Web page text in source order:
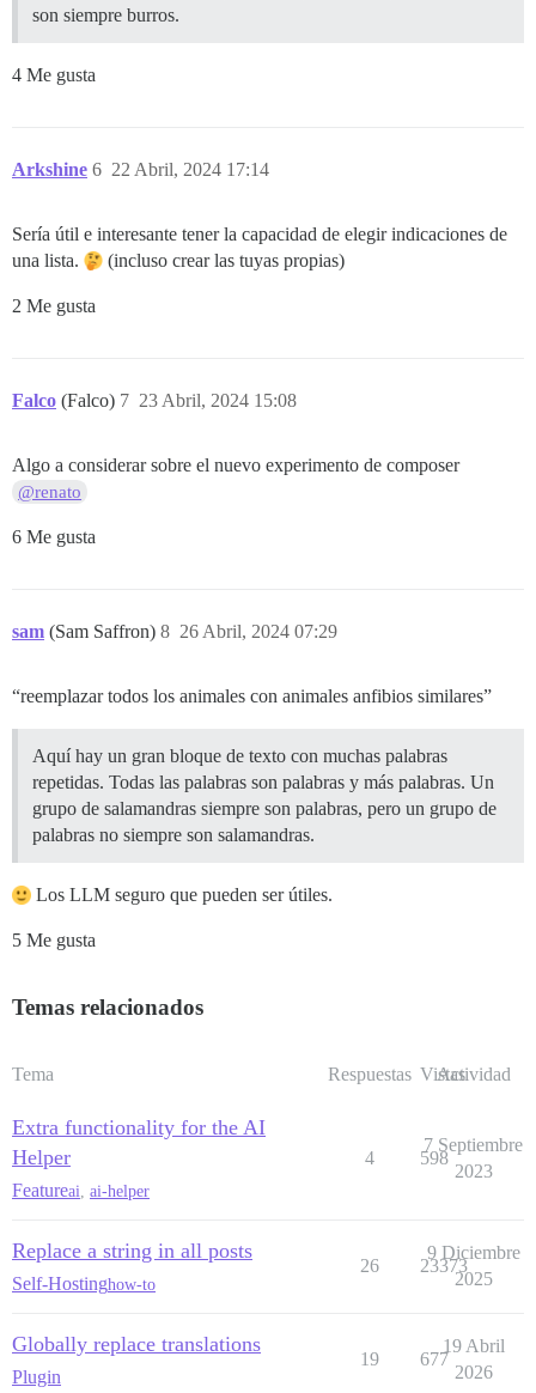
son siempre burros.
4 Me gusta
Arkshine 22 Abril, 2024 17:14
6
Sería útil e interesante tener la capacidad de elegir indicaciones de
una lista.
(incluso crear las tuyas propias)
2 Me gusta
Falco (Falco) 23 Abril, 2024 15:08
7
Algo a considerar sobre el nuevo experimento de composer
@renato
6 Me gusta
sam (Sam Saffron) 26 Abril, 2024 07:29
8
“reemplazar todos los animales con animales anfibios similares”
Aquí hay un gran bloque de texto con muchas palabras
repetidas. Todas las palabras son palabras y más palabras. Un
grupo de salamandras siempre son palabras, pero un grupo de
palabras no siempre son salamandras.
Los LLM seguro que pueden ser útiles.
5 Me gusta
Temas relacionados
Tema Respuestas Vistas
Actividad
Extra functionality for the AI
Helper
Featureai ai-helper
4 598
7 Septiembre
2023
Replace a string in all posts
Self-Hostinghow-to
26 23373
9 Diciembre
2025
Globally replace translations
Plugin
19 677
19 Abril
2026